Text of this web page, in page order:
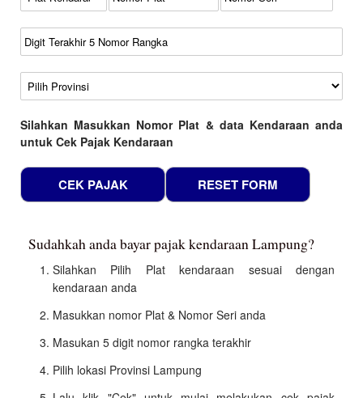
No Plat
No Seri
No Rangka
Wilayah
Silahkan Masukkan Nomor Plat & data Kendaraan anda
untuk Cek Pajak Kendaraan
Sudahkah anda bayar pajak kendaraan Lampung?
Silahkan Pilih Plat kendaraan sesuai dengan
kendaraan anda
Masukkan nomor Plat & Nomor Seri anda
Masukan 5 digit nomor rangka terakhir
Pilih lokasi Provinsi Lampung